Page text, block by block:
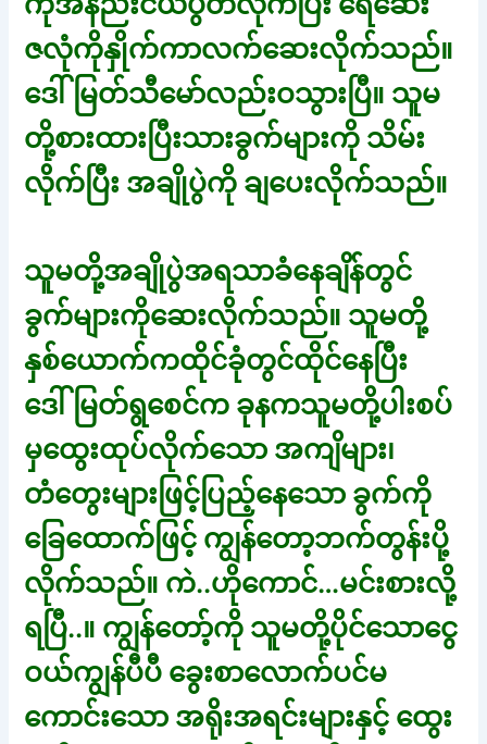
ဇလုံကိုနှိုက်ကာလက်ဆေးလိုက်သည်။
ဒေါ်မြတ်သီမော်လည်းဝသွားပြီ။ သူမ
တို့စားထားပြီးသားခွက်များကို သိမ်း
လိုက်ပြီး အချိုပွဲကို ချပေးလိုက်သည်။
သူမတို့အချိုပွဲအရသာခံနေချိန်တွင်
ခွက်များကိုဆေးလိုက်သည်။ သူမတို့
နှစ်ယောက်ကထိုင်ခုံတွင်ထိုင်နေပြီး
ဒေါ်မြတ်ရွစေင်က ခုနကသူမတို့ပါးစပ်
မှထွေးထုပ်လိုက်သော အကျိများ၊
တံတွေးများဖြင့်ပြည့်နေသော ခွက်ကို
ခြေထောက်ဖြင့် ကျွန်တော့ဘက်တွန်းပို့
လိုက်သည်။ ကဲ..ဟိုကောင်…မင်းစားလို့
ရပြီ..။ ကျွန်တော့်ကို သူမတို့ပိုင်သောငွေ
ဝယ်ကျွန်ပီပီ ခွေးစာလောက်ပင်မ
ကောင်းသော အရိုးအရင်းများနှင့် ထွေး